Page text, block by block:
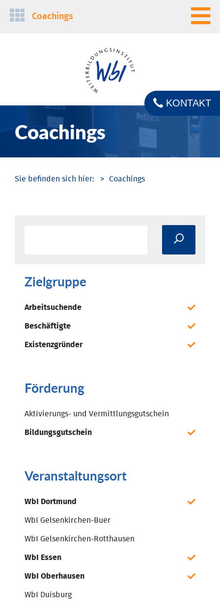
Navigation
Coachings
Coachings
KONTAKT
Coachings
Zielgruppe
Arbeitsuchende
Beschäftigte
Existenzgründer
Förderung
Aktivierungs- und Vermittlungsgutschein
Bildungsgutschein
Veranstaltungsort
WbI Dortmund
WbI Gelsenkirchen-Buer
WbI Gelsenkirchen-Rotthausen
WbI Essen
WbI Oberhausen
WbI Duisburg